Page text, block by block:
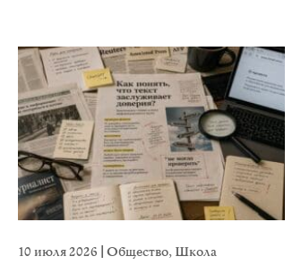
10 июля 2026 Общество, Школа